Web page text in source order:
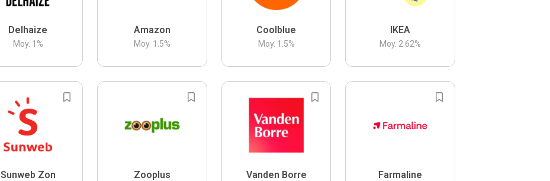
Delhaize
Moy. 1 %
Amazon
Moy. 1.5%
Coolblue
Moy. 1.5%
IKEA
Moy. 2.62%
Sunweb Zon Zooplus Vanden Borre Farmaline